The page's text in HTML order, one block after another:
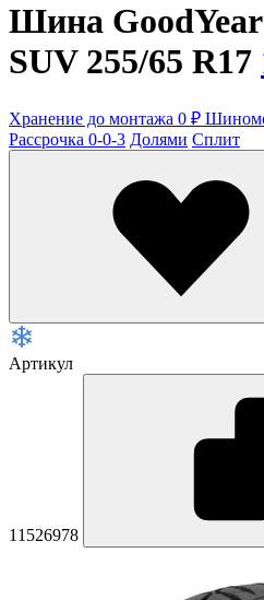
Шина
SUV 255/65 R17
Хранение до монтажа 0 ₽
Рассрочка 0-0-3 Долями Сплит
Артикул
11526978